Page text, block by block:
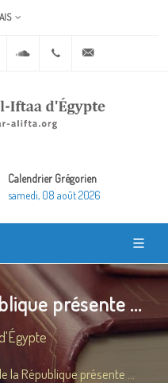
Instagram Soundcloud+20 2 25970400
Calendrier Grégorien
samedi, 08 août 2026
présente ...
la République présente ...